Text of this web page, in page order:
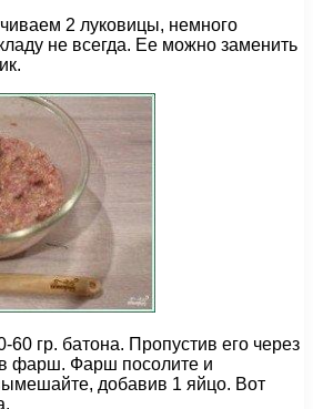
2 луковицы, немного
не всегда. Ее можно заменить
60 гр. батона. Пропустив его через
в фарш. Фарш посолите и
добавив 1 яйцо. Вот